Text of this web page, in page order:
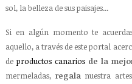
sol, la belleza de sus paisajes...
Si en algún momento te
aquello, a través de este portal
de productos canariosde la
mermeladas, regalanuestra